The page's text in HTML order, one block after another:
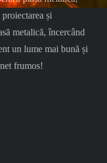
și
metalică, încercând
un lume mai bună și
frumos!